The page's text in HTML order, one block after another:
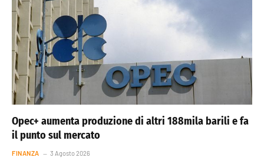
Opec+ aumenta produzione di altri 188mila barili e fa
il punto sul mercato
FINANZA 3 Agosto 2026